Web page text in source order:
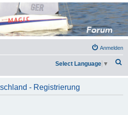
Anmelden
h
Select Language ▼
- Registrierung